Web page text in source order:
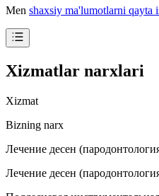
Men shaxsiy ma'lumotlarni qayta
Xizmatlar narxlari
Xizmat
Bizning narx
Лечение десен
Лечение десен